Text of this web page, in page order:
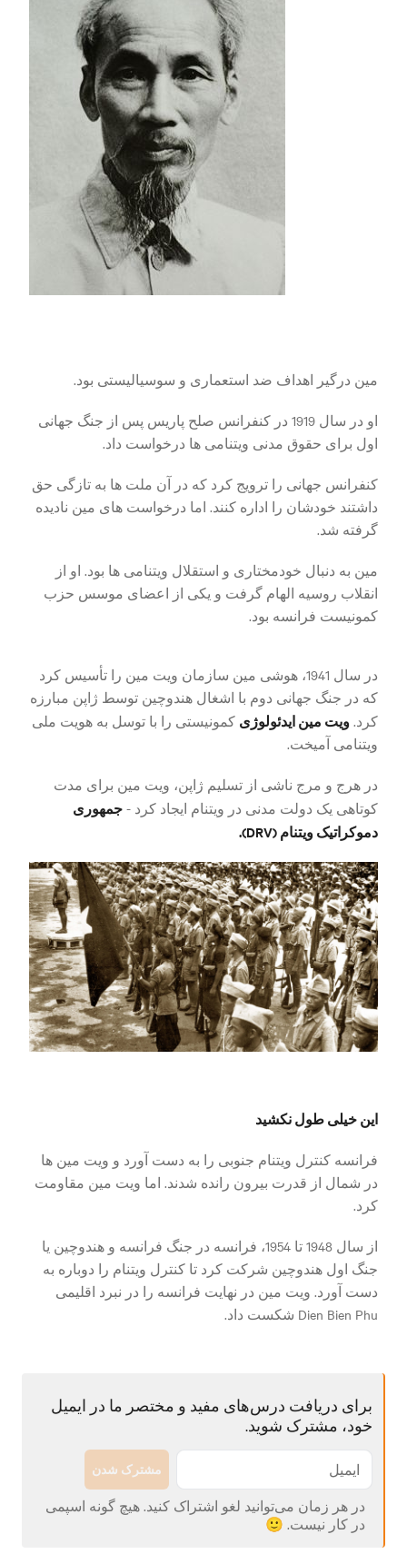
مین درگیر اهداف ضد استعماری و سوسیالیستی بود.
او در سال 1919 در کنفرانس صلح پاریس پس از جنگ جهانی
اول برای حقوق مدنی ویتنامی ها درخواست داد.
کنفرانس جهانی را ترویج کرد که در آن ملت ها به تازگی حق
داشتند خودشان را اداره کنند. اما درخواست های مین نادیده
گرفته شد.
مین به دنبال خودمختاری و استقلال ویتنامی ها بود. او از
انقلاب روسیه الهام گرفت و یکی از اعضای موسس حزب
کمونیست فرانسه بود.
در سال 1941، هوشی مین سازمان ویت مین را تأسیس کرد
که در جنگ جهانی دوم با اشغال هندوچین توسط ژاپن مبارزه
کرد. ویت مین ایدئولوژی کمونیستی را با توسل به هویت ملی
ویتنامی آمیخت.
در هرج و مرج ناشی از تسلیم ژاپن، ویت مین برای مدت
کوتاهی یک دولت مدنی در ویتنام ایجاد کرد - جمهوری
دموکراتیک ویتنام (DRV).
این خیلی طول نکشید
فرانسه کنترل ویتنام جنوبی را به دست آورد و ویت مین ها
در شمال از قدرت بیرون رانده شدند. اما ویت مین مقاومت
کرد.
از سال 1948 تا 1954، فرانسه در جنگ فرانسه و هندوچین یا
جنگ اول هندوچین شرکت کرد تا کنترل ویتنام را دوباره به
دست آورد. ویت مین در نهایت فرانسه را در نبرد اقلیمی
Dien Bien Phu شکست داد.
برای دریافت درس‌های مفید و مختصر ما در ایمیل
خود، مشترک شوید.
مشترک شدن
در هر زمان می‌توانید لغو اشتراک کنید. هیچ گونه اسپمی
در کار نیست. 🙂